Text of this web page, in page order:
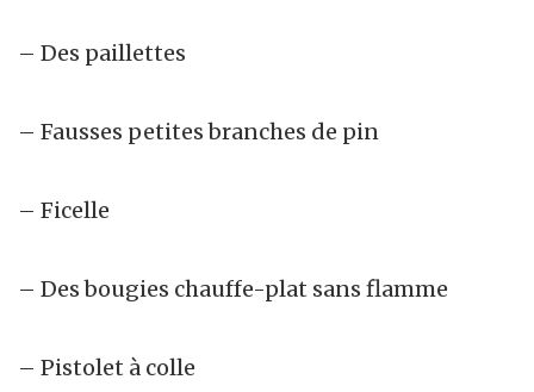
– Des paillettes
– Fausses petites branches de pin
– Ficelle
– Des bougies chauffe-plat sans flamme
– Pistolet à colle